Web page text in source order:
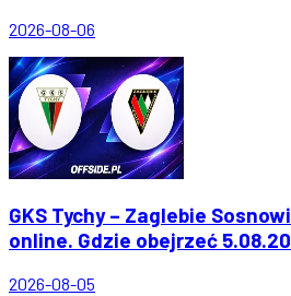
2026-08-06
GKS Tychy – Zaglebie
online. Gdzie obejrzeć
2026-08-05